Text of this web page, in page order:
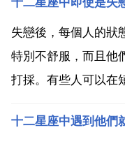
纏。特別是在這段關
把它拉下來。那麼，
愛我就把它拉...
失戀後，每個人的狀
特別不舒服，而且他
打採。有些人可以在
起看看十二星座中即